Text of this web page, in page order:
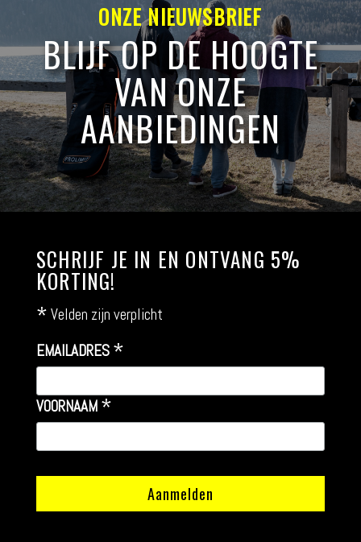
ONZE NIEUWSBRIEF
BLIJF OP DE HOOGTE
VAN ONZE
AANBIEDINGEN
SCHRIJF JE IN EN ONTVANG 5%
KORTING!
* Velden zijn verplicht
EMAILADRES *
VOORNAAM *